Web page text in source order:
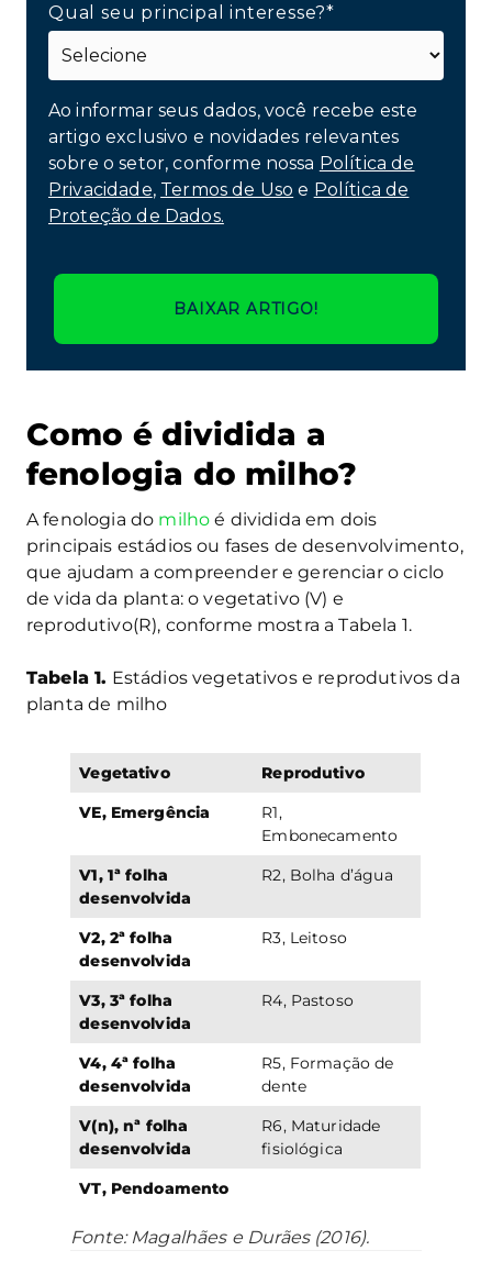
Qual seu principal interesse?*
Ao informar seus dados, você recebe este
artigo exclusivo e novidades relevantes
sobre o setor, conforme nossa Política de
Privacidade, Termos de Uso e Política de
Proteção de Dados.
BAIXAR ARTIGO!
Como é dividida a
fenologia do milho?
A fenologia do milho é dividida em dois
principais estádios ou fases de desenvolvimento,
que ajudam a compreender e gerenciar o ciclo
de vida da planta: o vegetativo (V) e
reprodutivo(R), conforme mostra a Tabela 1.
Tabela 1. Estádios vegetativos e reprodutivos da
planta de milho
Vegetativo
Reprodutivo
VE, Emergência
R1,
Embonecamento
V1, 1ª folha
desenvolvida
R2, Bolha d’água
V2, 2ª folha
desenvolvida
R3, Leitoso
V3, 3ª folha
desenvolvida
R4, Pastoso
V4, 4ª folha
desenvolvida
R5, Formação de
dente
V(n), nª folha
desenvolvida
R6, Maturidade
fisiológica
VT, Pendoamento
Fonte: Magalhães e Durães (2016).